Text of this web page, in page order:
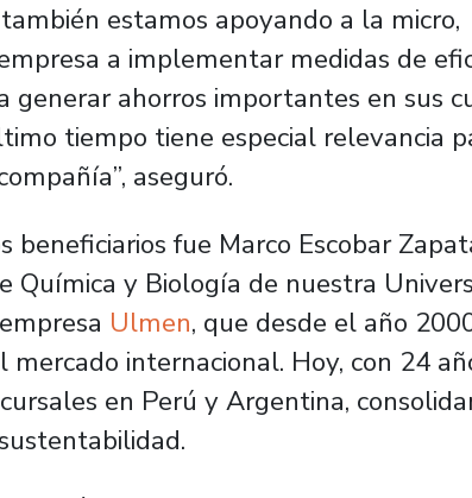
estamos apoyando a la micro,
a implementar medidas de
generar ahorros importantes en sus
tiempo tiene especial relevancia
aseguró.
beneficiarios fue Marco Escobar
Química y Biología de nuestra
Ulmen, que desde el año
mercado internacional. Hoy, con 24
en Perú y Argentina,